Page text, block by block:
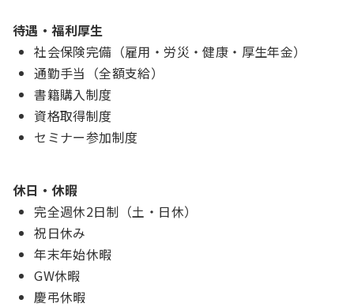
待遇・福利厚生
社会保険完備（雇用・労災・健康・厚生年金）
通勤手当（全額支給）
書籍購入制度
資格取得制度
セミナー参加制度
休日・休暇
完全週休2日制（土・日休）
祝日休み
年末年始休暇
GW休暇
慶弔休暇